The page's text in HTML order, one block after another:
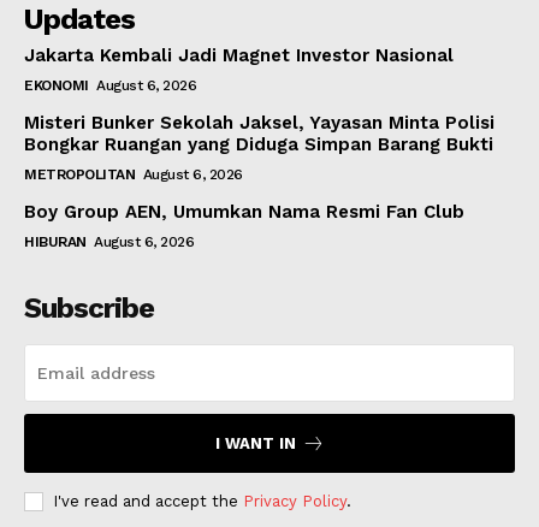
Updates
Jakarta Kembali Jadi Magnet Investor Nasional
EKONOMI August 6, 2026
Misteri Bunker Sekolah Jaksel, Yayasan Minta Polisi
Bongkar Ruangan yang Diduga Simpan Barang Bukti
METROPOLITAN August 6, 2026
Boy Group AEN, Umumkan Nama Resmi Fan Club
HIBURAN August 6, 2026
Subscribe
I WANT IN
I've read and accept the Privacy Policy.